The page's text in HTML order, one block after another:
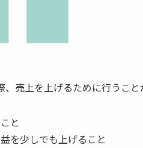
売上を上げるために行うこと
と
を少しでも上げること